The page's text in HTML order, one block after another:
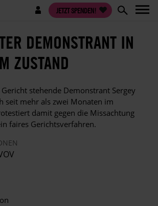
JETZT SPENDEN!
DEMONSTRANT IN
ZUSTAND
stehende Demonstrant Sergey
seit mehr als zwei Monaten im
damit gegen die Missachtung
faires Gerichtsverfahren.